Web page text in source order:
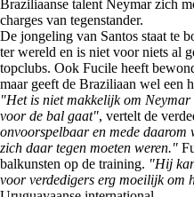
Braziliaanse talent Neymar zich
charges van tegenstander.
De jongeling van Santos staat te
ter wereld en is niet voor niets al
topclubs. Ook Fucile heeft
maar geeft de Braziliaan wel een
"Het is niet makkelijk om
voor de bal gaat", vertelt de
onvoorspelbaar en mede
zich daar tegen moeten weren."
balkunsten op de training. "Hij
voor verdedigers erg moeilijk om